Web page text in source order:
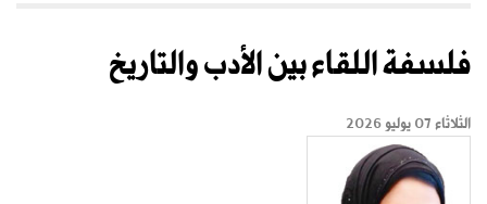
فلسفة اللقاء بين الأدب والتاريخ
الثلاثاء 07 يوليو 2026